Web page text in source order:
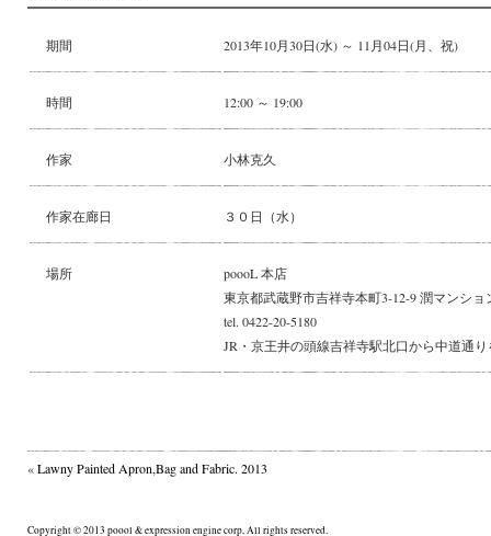
期間 2013年10月30日(水) ～ 11月04日(月、祝)
時間 12:00 ～ 19:00
作家 小林克久
作家在廊日 ３０日（水）
場所
poooL 本店
東京都武蔵野市吉祥寺本町3-12-9 潤マンショ
tel. 0422-20-5180
JR・京王井の頭線吉祥寺駅北口から中道通り
«Lawny Painted Apron,Bag and Fabric. 2013
Copyright © 2013 poool & expression engine corp, All rights reserved.